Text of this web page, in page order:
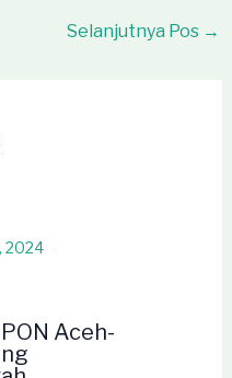
Selanjutnya Pos →
2024
Aceh-